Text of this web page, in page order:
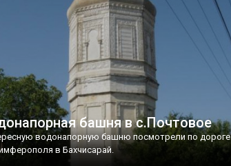
башня в с.Почтовое
водонапорную башню посмотрели по дороге
в Бахчисарай.